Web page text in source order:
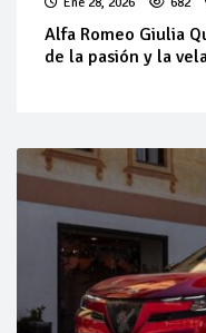
Alfa Romeo Giulia
de la pasión y la